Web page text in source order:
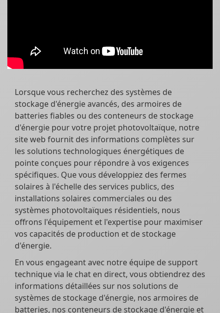
Lorsque vous recherchez des systèmes de
stockage d'énergie avancés, des armoires de
batteries fiables ou des conteneurs de stockage
d'énergie pour votre projet photovoltaïque, notre
site web fournit des informations complètes sur
les solutions technologiques énergétiques de
pointe conçues pour répondre à vos exigences
spécifiques. Que vous développiez des fermes
solaires à l'échelle des services publics, des
installations solaires commerciales ou des
systèmes photovoltaïques résidentiels, nous
offrons l'équipement et l'expertise pour maximiser
vos capacités de production et de stockage
d'énergie.
En vous engageant avec notre équipe de support
technique via le chat en direct, vous obtiendrez des
informations détaillées sur nos solutions de
systèmes de stockage d'énergie, nos armoires de
batteries, nos conteneurs de stockage d'énergie et